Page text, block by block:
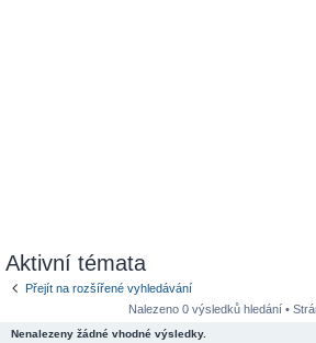
Aktivní témata
Přejít na rozšířené vyhledávání
Nalezeno 0 výsledků hledání •
Nenalezeny žádné vhodné výsledky.